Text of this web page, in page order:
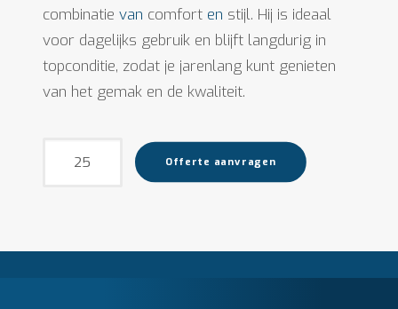
combinatie van comfort en stijl. Hij is ideaal
voor dagelijks gebruik en blijft langdurig in
topconditie, zodat je jarenlang kunt genieten
van het gemak en de kwaliteit.
Offerte aanvragen